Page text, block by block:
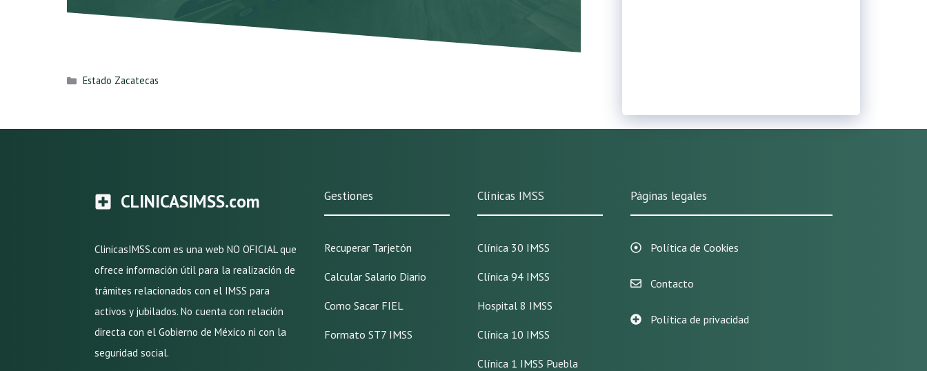
Categorías
Estado Zacatecas
CLINICASIMSS.com
ClinicasIMSS.com es una web NO OFICIAL que
ofrece información útil para la realización de
trámites relacionados con el IMSS para
activos y jubilados. No cuenta con relación
directa con el Gobierno de México ni con la
seguridad social.
Gestiones
Recuperar Tarjetón
Calcular Salario Diario
Como Sacar FIEL
Formato ST7 IMSS
Clínicas IMSS
Clínica 30 IMSS
Clínica 94 IMSS
Hospital 8 IMSS
Clínica 10 IMSS
Clínica 1 IMSS Puebla
Páginas legales
Política de Cookies
Contacto
Política de privacidad